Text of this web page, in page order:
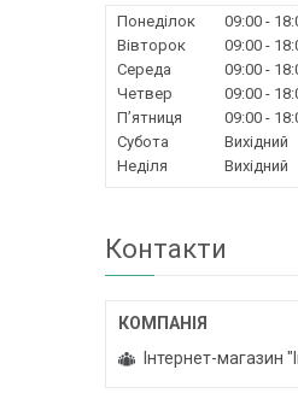
Понеділок 09:00
Вівторок
09:00
Середа
09:00
Четвер
09:00
Пʼятниця
09:00
Субота
Вихідний
Неділя
Вихідний
Контакти
Інтернет-магазин